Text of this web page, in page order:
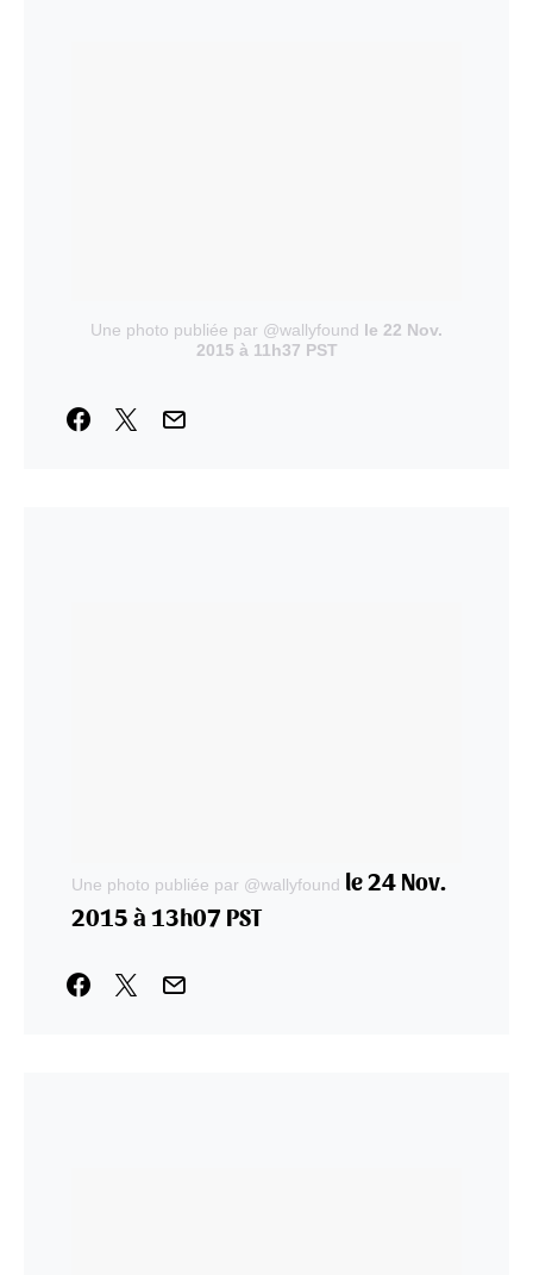
Une photo publiée par @wallyfound le 22 Nov.
2015 à 11h37 PST
Une photo publiée par @wallyfound le 24 Nov.
2015 à 13h07 PST